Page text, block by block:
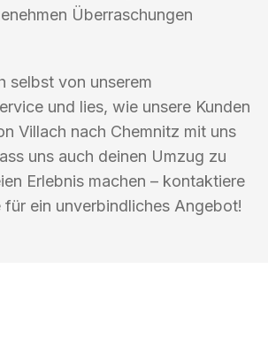
Überraschungen
selbst von unserem
und lies, wie unsere Kunden
Villach nach Chemnitz mit uns
uns auch deinen Umzug zu
Erlebnis machen – kontaktiere
für ein unverbindliches Angebot!